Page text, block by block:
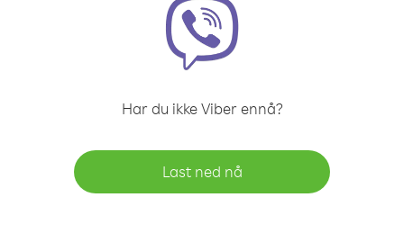
Har du ikke Viber ennå?
Last ned nå